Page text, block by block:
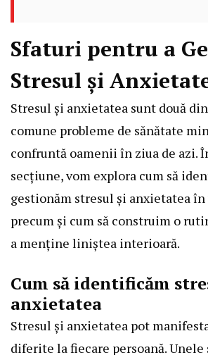
Sfaturi pentru a
Stresul și
Stresul și anxietatea sunt două
comune probleme de sănătate
confruntă oamenii în ziua de azi.
secțiune, vom explora cum să
gestionăm stresul și anxietatea în
precum și cum să construim o
a menține liniștea interioară.
Cum să identificăm
anxietatea
Stresul și anxietatea pot
diferite la fiecare persoană. Unele